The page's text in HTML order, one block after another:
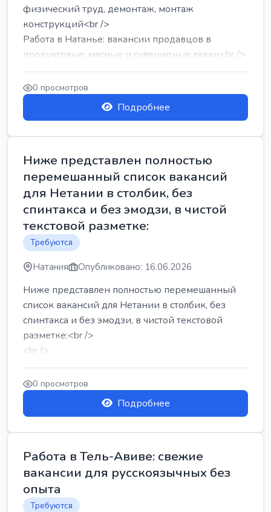
физический труд, демонтаж, монтаж
конструкций<br />
Работа в Натанье: вакансии продавцов в
продуктовые, мясные и сувенирные лавки<br />
Разнорабочий на сборку м...
0 просмотров
Подробнее
Ниже представлен полностью
перемешанный список вакансий
для Нетании в столбик, без
спинтакса и без эмодзи, в чистой
текстовой разметке:
Требуются
Натания Опубликовано: 16.06.2026
Ниже представлен полностью перемешанный
список вакансий для Нетании в столбик, без
спинтакса и без эмодзи, в чистой текстовой
разметке:<br />
<br />
Работа в Нетании на мебельном производстве:
требу...
0 просмотров
Подробнее
Работа в Тель-Авиве: свежие
вакансии для русскоязычных без
опыта
Требуются